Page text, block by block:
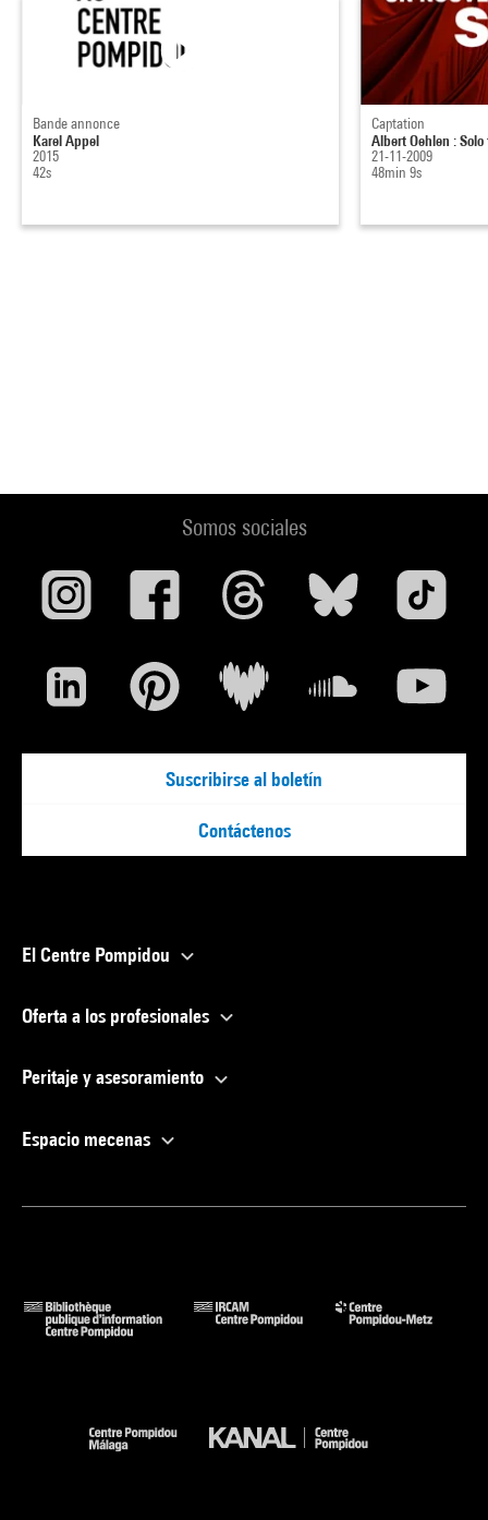
Bande annonce
Karel Appel
2015
42s
Captation
Albert Oehlen :
21-11-2009
48min 9s
Somos sociales
Suscribirse al boletín
Contáctenos
El Centre Pompidou
Oferta a los profesionales
Peritaje y asesoramiento
Espacio mecenas